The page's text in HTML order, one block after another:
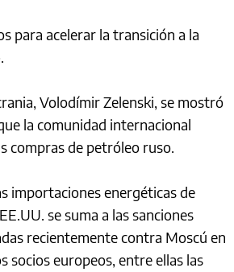
para acelerar la transición a la
Volodímir Zelenski, se mostró
la comunidad internacional
compras de petróleo ruso.
importaciones energéticas de
se suma a las sanciones
recientemente contra Moscú en
socios europeos, entre ellas las